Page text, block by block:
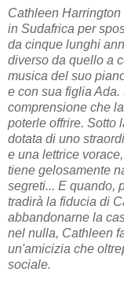
Cathleen
in Sudafrica per
da cinque lunghi
diverso da quello a
musica del suo
e con sua figlia
comprensione che
poterle offrire. Sotto
dotata di uno
e una lettrice
tiene gelosamente
segreti... E quando,
tradirà la fiducia di
abbandonarne la
nel nulla, Cathleen
un'amicizia che
sociale.